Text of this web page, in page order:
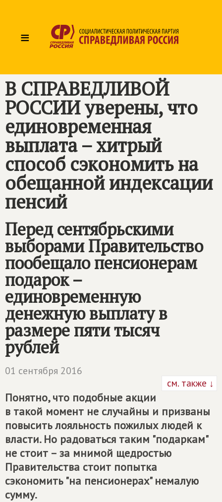
≡
В СПРАВЕДЛИВОЙ
РОССИИуверены, что
единовременная
выплата – хитрый
способ сэкономить на
обещанной индексации
пенсий
Перед сентябрьскими
выборами Правительство
пообещало пенсионерам
подарок –
единовременную
денежную выплату в
размере пяти тысяч
рублей
01 сентября 2016
см. также ↓
Понятно, что подобные акции
в такой момент не случайны и призваны
повысить лояльность пожилых людей к
власти. Но радоваться таким "подаркам"
не стоит – за мнимой щедростью
Правительства стоит попытка
сэкономить "на пенсионерах" немалую
сумму.